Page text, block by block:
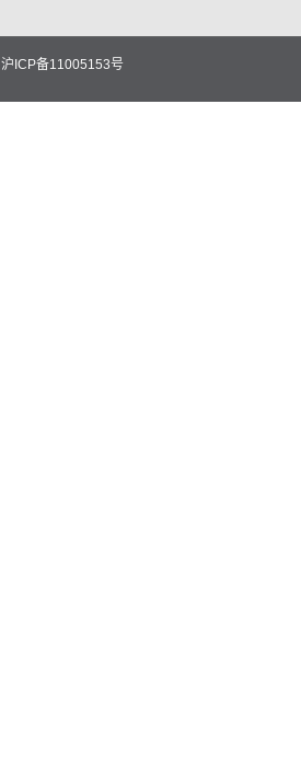
沪ICP备11005153号